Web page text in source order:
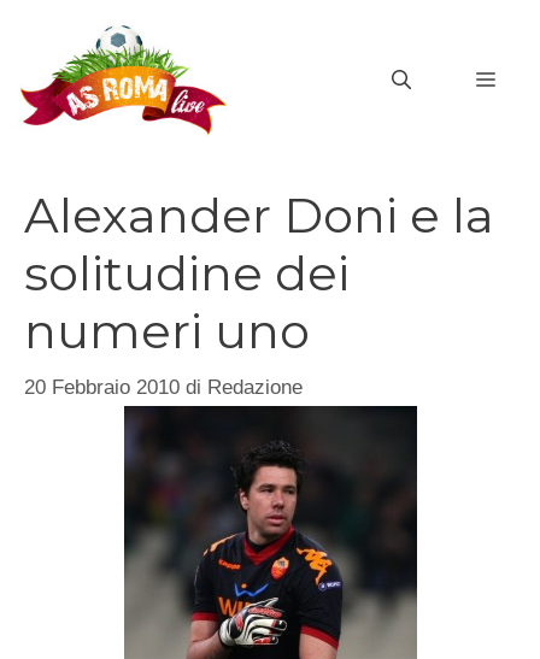
contenuto
Alexander Doni e la
solitudine dei
numeri uno
20 Febbraio 2010 di Redazione